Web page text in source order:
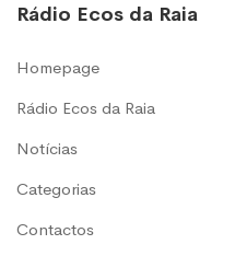
Rádio Ecos da Raia
Homepage
Rádio Ecos da Raia
Notícias
Categorias
Contactos